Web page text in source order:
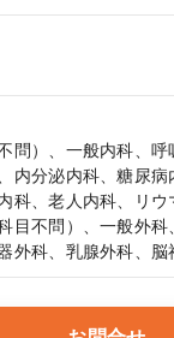
問）、一般内科、
内分泌内科、糖尿病
科、老人内科、リ
目不問）、一般外科
外科、乳腺外科、脳